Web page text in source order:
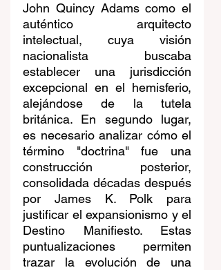
John Quincy Adams como el
auténtico arquitecto
intelectual, cuya visión
nacionalista buscaba
establecer una jurisdicción
excepcional en el hemisferio,
alejándose de la tutela
británica. En segundo lugar,
es necesario analizar cómo el
término "doctrina" fue una
construcción posterior,
consolidada décadas después
por James K. Polk para
justificar el expansionismo y el
Destino Manifiesto. Estas
puntualizaciones permiten
trazar la evolución de una